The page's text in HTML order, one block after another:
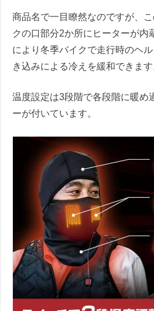
商品名で一目瞭然なのですが、
クの口部分2か所にヒーターが内
により冬季バイクで走行時のヘ
き込みによる冷えを緩和できます
温度設定は3段階で各段階に暖め
ーが付いています。